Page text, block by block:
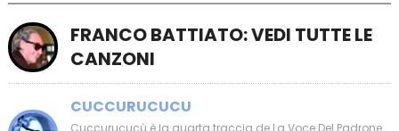
FRANCO BATTIATO: VEDI TUTTE LE
CANZONI
CUCCURUCUCU
Cuccurucucù è la quarta traccia de La Voce Del Padrone